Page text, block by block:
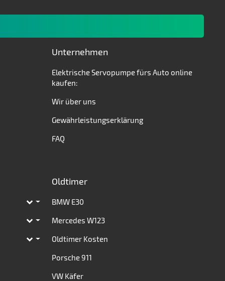
Unternehmen
Elektrische Servopumpe fürs Auto online
kaufen:
Wir über uns
Gewährleistungserklärung
FAQ
Toggle subpages
Toggle subpages
Toggle subpages
Oldtimer
BMW E30
Mercedes W123
Oldtimer Kosten
Porsche 911
VW Käfer